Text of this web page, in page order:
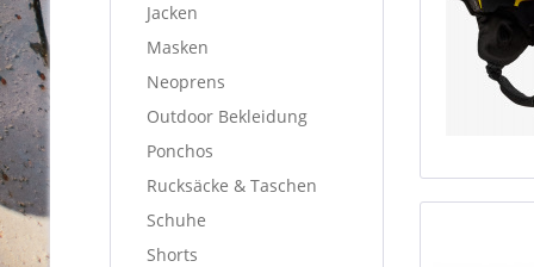
Jacken
Masken
Neoprens
Outdoor Bekleidung
Ponchos
Rucksäcke & Taschen
Schuhe
Shorts